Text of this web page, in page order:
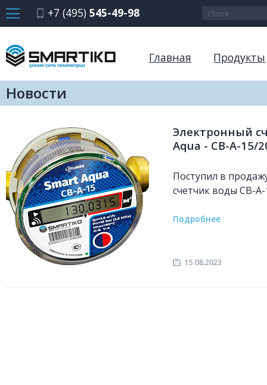
+7 (495) 545-49-98
Главная Продукты
Новости
Электронный
Aqua - СВ-А-15/
Поступил в
счетчик воды СВ-А-
Подробнее
15.08.2023